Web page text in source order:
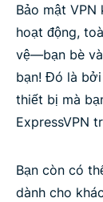
Bảo mật
hoạt động,
vệ—bạn bè
bạn! Đó là
thiết bị mà
ExpressVPN
Bạn còn có
dành cho